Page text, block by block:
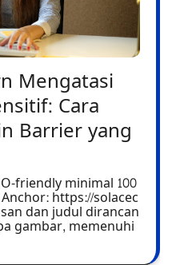
Mengatasi
Cara
Barrier yang
friendly minimal 100
https://solacec
dan judul dirancan
gambar, memenuhi